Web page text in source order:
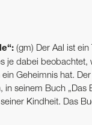
(gm) Der Aal ist
je dabei beobachtet,
Geheimnis hat.
seinem Buch „Das
Kindheit. Das